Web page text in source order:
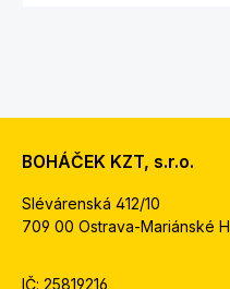
BOHÁČEK KZT, s.r.o.
Slévárenská 412/10
709 00 Ostrava-Mariánské
IČ: 25819216